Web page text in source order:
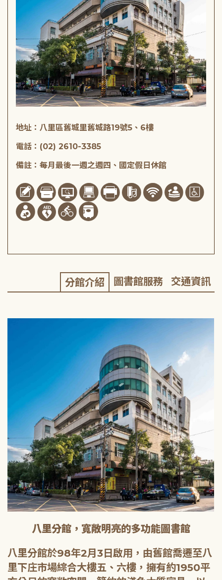
地址：八里區舊城里舊城路19號5、6樓
電話：(02) 2610-3385
備註：每月最後一週之週四、國定假日休館
分館介紹 圖書館服務 交通資訊
八里分館，寬敞明亮的多功能圖書館
八里分館於98年2月3日啟用，由舊館喬遷至八
里下庄市場綜合大樓五、六樓，擁有約1950平